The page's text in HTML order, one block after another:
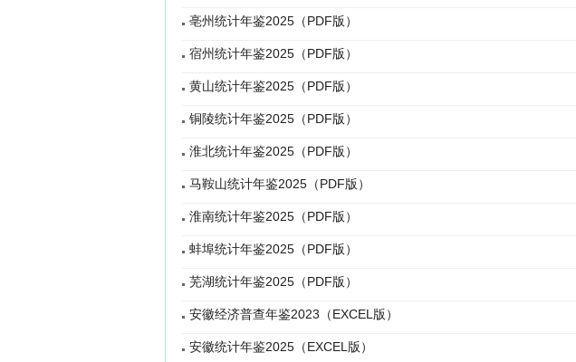
亳州统计年鉴2025（PDF版）
宿州统计年鉴2025（PDF版）
黄山统计年鉴2025（PDF版）
铜陵统计年鉴2025（PDF版）
淮北统计年鉴2025（PDF版）
马鞍山统计年鉴2025（PDF版）
淮南统计年鉴2025（PDF版）
蚌埠统计年鉴2025（PDF版）
芜湖统计年鉴2025（PDF版）
安徽经济普查年鉴2023（EXCEL版）
安徽统计年鉴2025（EXCEL版）